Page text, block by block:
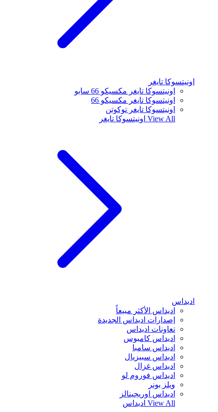
اونيتسوكا تايغر
اونيتسوكا تايغر مكسيكو 66 سابو
اونيتسوكا تايغر مكسيكو 66
اونيتسوكا تايغر توكوتن
View All اونيتسوكا تايغر
اديداس
اديداس الأكثر مبيعاً
إصدارات اديداس الجديدة
تعاونات اديداس
اديداس كامبوس
اديداس سامبا
اديداس سبيزيال
اديداس غزال
اديداس فوروم لو
ويلز بونر
اديداس اوريجينالز
View All اديداس